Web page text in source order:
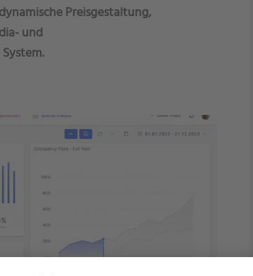
Preisgestaltung,
und